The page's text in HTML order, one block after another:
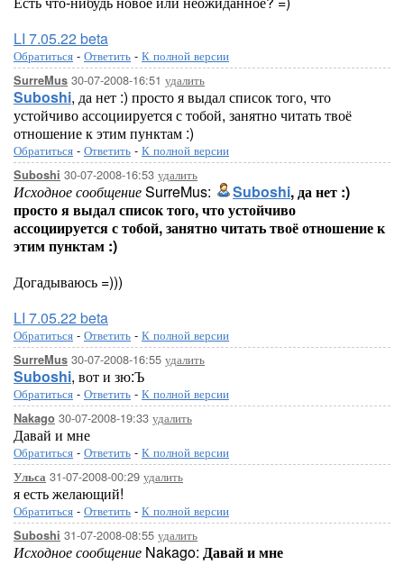
LI 7.05.22 beta
Обратиться - Ответить - К полной версии
SurreMus 30-07-2008-16:51 удалить
Suboshi, да нет :) просто я выдал список того, что
устойчиво ассоциируется с тобой, занятно читать твоё
отношение к этим пунктам :)
Обратиться - Ответить - К полной версии
Suboshi 30-07-2008-16:53 удалить
Исходное сообщениеSurreMus: Suboshi, да нет :)
просто я выдал список того, что устойчиво
ассоциируется с тобой, занятно читать твоё отношение к
этим пунктам :)
Догадываюсь =)))
LI 7.05.22 beta
Обратиться - Ответить - К полной версии
SurreMus 30-07-2008-16:55 удалить
Suboshi, вот и зю:Ъ
Обратиться - Ответить - К полной версии
Nakago 30-07-2008-19:33 удалить
Давай и мне
Обратиться - Ответить - К полной версии
Ульса 31-07-2008-00:29 удалить
я есть желающий!
Обратиться - Ответить - К полной версии
Suboshi 31-07-2008-08:55 удалить
Исходное сообщение Nakago: Давай и мне